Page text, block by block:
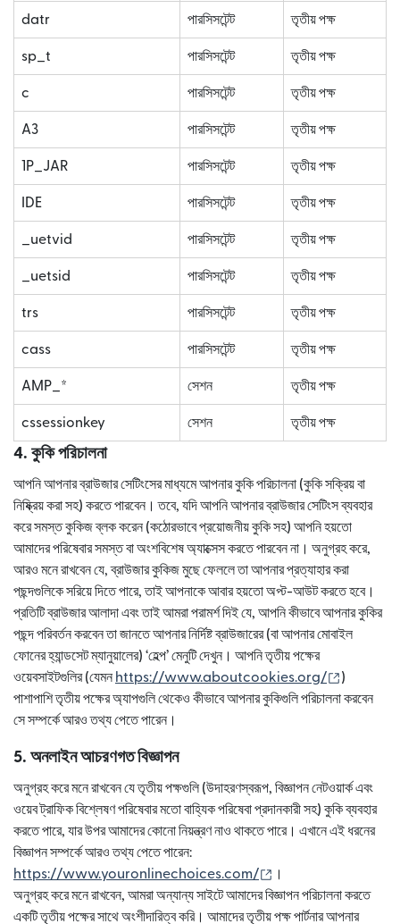
datr পারসিসটেন্ট তৃতীয় পক্ষ
sp_t পারসিসটেন্ট তৃতীয় পক্ষ
c পারসিসটেন্ট তৃতীয় পক্ষ
A3 পারসিসটেন্ট তৃতীয় পক্ষ
1P_JAR পারসিসটেন্ট তৃতীয় পক্ষ
IDE পারসিসটেন্ট তৃতীয় পক্ষ
_uetvid পারসিসটেন্ট তৃতীয় পক্ষ
_uetsid পারসিসটেন্ট তৃতীয় পক্ষ
trs পারসিসটেন্ট তৃতীয় পক্ষ
cass পারসিসটেন্ট তৃতীয় পক্ষ
AMP_* সেশন তৃতীয় পক্ষ
cssessionkey সেশন তৃতীয় পক্ষ
4. কুকি পরিচালনা
আপনি আপনার ব্রাউজার সেটিংসের মাধ্যমে আপনার কুকি পরিচালনা (কুকি সক্রিয় বা
নিষ্ক্রিয় করা সহ) করতে পারবেন। তবে, যদি আপনি আপনার ব্রাউজার সেটিংস ব্যবহার
করে সমস্ত কুকিজ ব্লক করেন (কঠোরভাবে প্রয়োজনীয় কুকি সহ) আপনি হয়তো
আমাদের পরিষেবার সমস্ত বা অংশবিশেষ অ্যাক্সেস করতে পারবেন না। অনুগ্রহ করে,
আরও মনে রাখবেন যে, ব্রাউজার কুকিজ মুছে ফেললে তা আপনার প্রত্যাহার করা
পছন্দগুলিকে সরিয়ে দিতে পারে, তাই আপনাকে আবার হয়তো অপ্ট-আউট করতে হবে।
প্রতিটি ব্রাউজার আলাদা এবং তাই আমরা পরামর্শ দিই যে, আপনি কীভাবে আপনার কুকির
পছন্দ পরিবর্তন করবেন তা জানতে আপনার নির্দিষ্ট ব্রাউজারের (বা আপনার মোবাইল
ফোনের হ্যান্ডসেট ম্যানুয়ালের) ‘হেল্প’ মেনুটি দেখুন। আপনি তৃতীয় পক্ষের
ওয়েবসাইটগুলির (যেমন https://www.aboutcookies.org/ (নতুন
)
পাশাপাশি তৃতীয় পক্ষের অ্যাপগুলি থেকেও কীভাবে আপনার কুকিগুলি পরিচালনা করবেন
সে সম্পর্কে আরও তথ্য পেতে পারেন।
5. অনলাইন আচরণগত বিজ্ঞাপন
অনুগ্রহ করে মনে রাখবেন যে তৃতীয় পক্ষগুলি (উদাহরণস্বরূপ, বিজ্ঞাপন নেটওয়ার্ক এবং
ওয়েব ট্রাফিক বিশ্লেষণ পরিষেবার মতো বাহ্যিক পরিষেবা প্রদানকারী সহ) কুকি ব্যবহার
করতে পারে, যার উপর আমাদের কোনো নিয়ন্ত্রণ নাও থাকতে পারে। এখানে এই ধরনের
বিজ্ঞাপন সম্পর্কে আরও তথ্য পেতে পারেন:
https://www.youronlinechoices.com/
(নতুন উইন্ডোতে খুলবে)
।
অনুগ্রহ করে মনে রাখবেন, আমরা অন্যান্য সাইটে আমাদের বিজ্ঞাপন পরিচালনা করতে
একটি তৃতীয় পক্ষের সাথে অংশীদারিত্ব করি। আমাদের তৃতীয় পক্ষ পার্টনার আপনার